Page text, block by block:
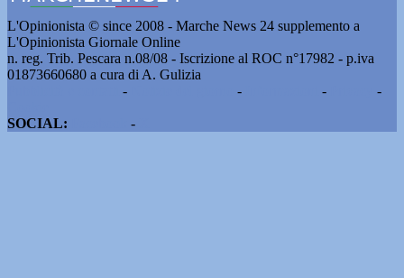
L'Opinionista © since 2008 - Marche News 24 supplemento a
L'Opinionista Giornale Online
n. reg. Trib. Pescara n.08/08 - Iscrizione al ROC n°17982 - p.iva
01873660680 a cura di A. Gulizia
- - -
-
SOCIAL:
-